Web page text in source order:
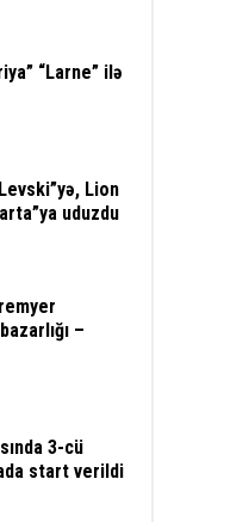
“Larne” ilə
Lion
uduzdu
–
3-cü
start verildi